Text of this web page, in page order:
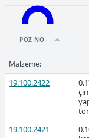
Ücretli
POZ NO
Malzeme:
19.100.2422
19.100.2421